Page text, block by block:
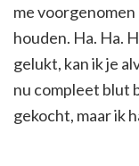
me
houden. Ha. Ha.
gelukt, kan ik je
nu compleet blut
gekocht, maar ik